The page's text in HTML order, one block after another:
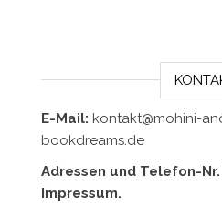
E-Mail: kontakt@mohini-
bookdreams.de
Adressen und Telefon-
Impressum.